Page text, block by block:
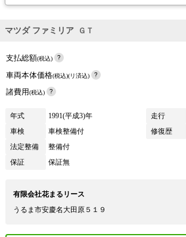
マツダ ファミリア ＧＴ
支払総額(税込)
車両本体価格(税込)(リ済込)
諸費用(税込)
年式 1991(平成3)年 走行
車検
車検整備付 修復歴
法定整備
整備付
保証
保証無
有限会社花まるリース
うるま市安慶名大田原５１９